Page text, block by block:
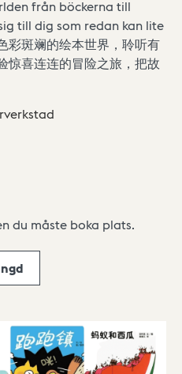
från böckerna till
till dig som redan kan lite
彩斑斓的绘本世界，聆听有
惊喜连连的冒险之旅，把故
du måste boka plats.